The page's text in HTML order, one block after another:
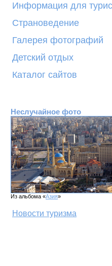
Информация для
Страноведение
Галерея фотографий
Детский отдых
Каталог сайтов
Неслучайное фото
Из альбома «Азия»
Новости туризма